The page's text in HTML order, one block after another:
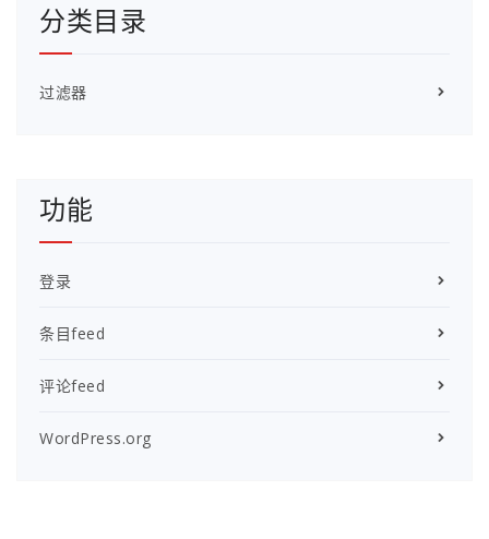
分类目录
过滤器
功能
登录
条目feed
评论feed
WordPress.org